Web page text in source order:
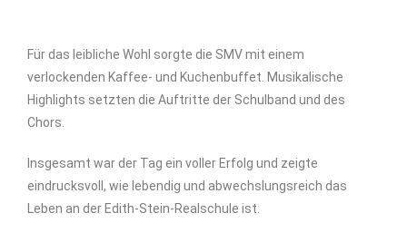
Für das leibliche Wohl sorgte die SMV mit einem
verlockenden Kaffee- und Kuchenbuffet. Musikalische
Highlights setzten die Auftritte der Schulband und des
Chors
Insgesamt war der Tag ein voller Erfolg und zeigte
eindrucksvoll , wie lebendig und abwechslungsreich das
Leben an der Edith-Stein-Realschule ist.